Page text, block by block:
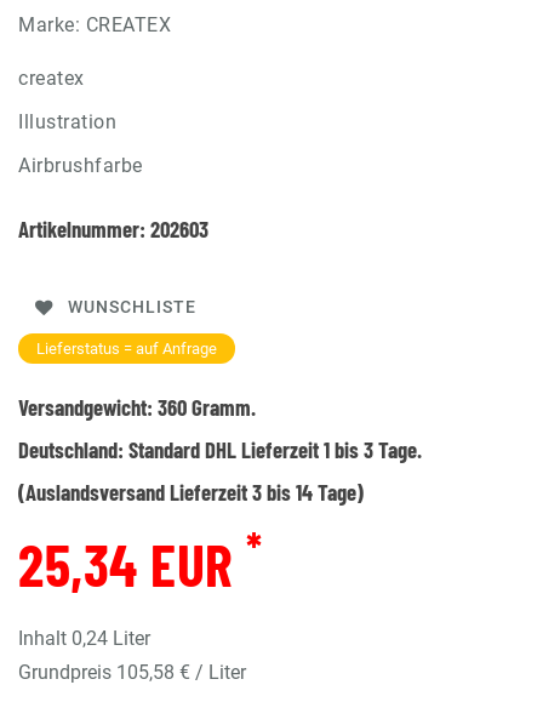
Marke: CREATEX
createx
Illustration
Airbrushfarbe
Artikelnummer: 202603
WUNSCHLISTE
Lieferstatus = auf Anfrage
Versandgewicht: 360Gramm.
Deutschland: Standard DHL Lieferzeit 1 bis 3 Tage.
(Auslandsversand Lieferzeit 3 bis 14 Tage)
25,34 EUR *
Inhalt 0,24 Liter
Grundpreis 105,58 € / Liter